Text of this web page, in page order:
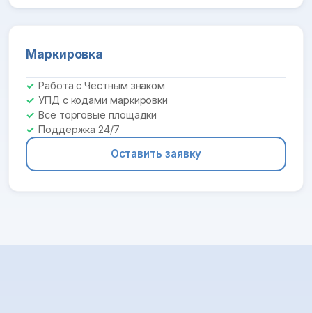
Маркировка
Работа с Честным знаком
УПД с кодами маркировки
Все торговые площадки
Поддержка 24/7
Оставить заявку